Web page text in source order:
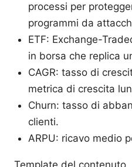
processi per
programmi da
ETF: Exchange-
in borsa che replica
CAGR: tasso di
metrica di crescita
Churn: tasso di
clienti.
ARPU: ricavo medio